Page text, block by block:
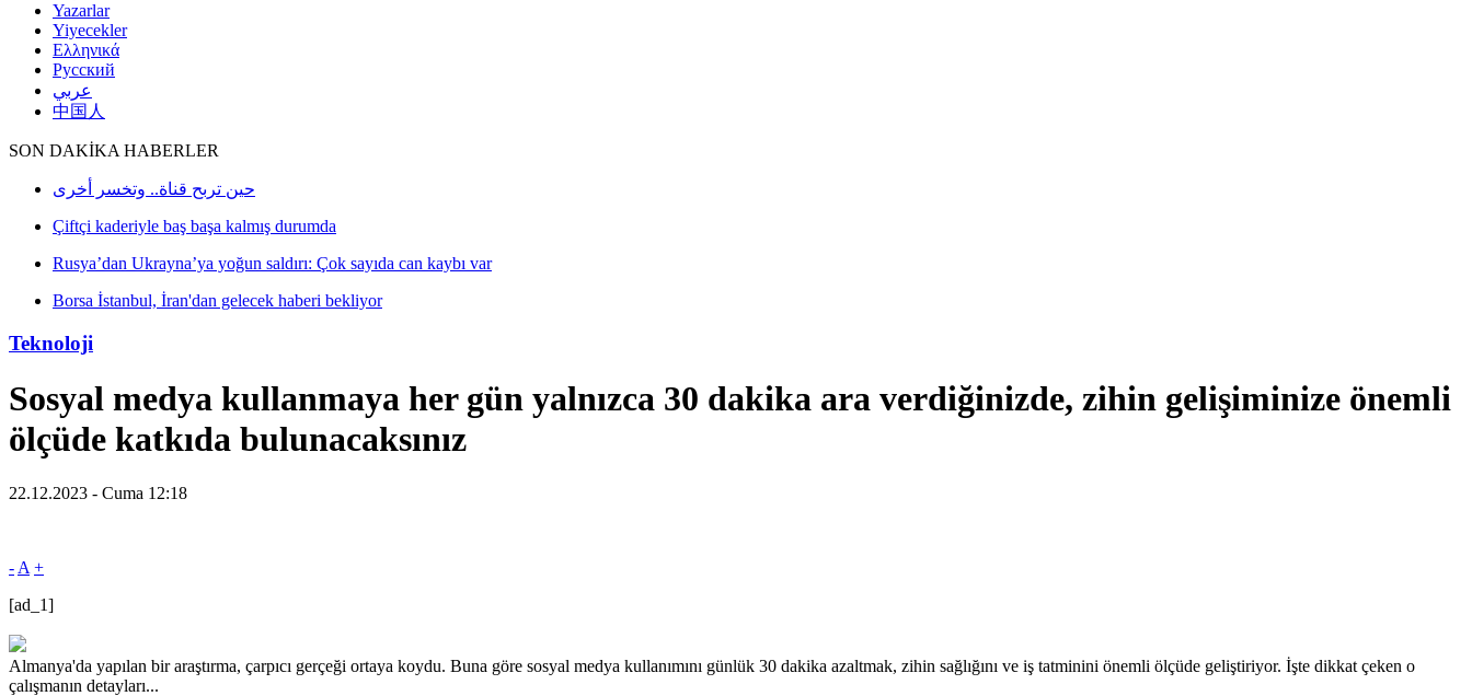
Yazarlar
Yiyecekler
Ελληνικά
Русский
عربي
中国人
SON DAKİKA HABERLER
حين تربح قناة.. وتخسر أخرى
Çiftçi kaderiyle baş başa kalmış durumda
Rusya’dan Ukrayna’ya yoğun saldırı: Çok sayıda can kaybı var
Borsa İstanbul, İran'dan gelecek haberi bekliyor
Teknoloji
Sosyal medya kullanmaya her gün yalnızca 30 dakika ara verdiğinizde, zihin gelişiminize önemli
ölçüde katkıda bulunacaksınız
22.12.2023 - Cuma 12:18
- A +
[ad_1]
Almanya'da yapılan bir araştırma, çarpıcı gerçeği ortaya koydu. Buna göre sosyal medya kullanımını günlük 30 dakika azaltmak, zihin sağlığını ve iş tatminini önemli ölçüde geliştiriyor. İşte dikkat çeken o
çalışmanın detayları...